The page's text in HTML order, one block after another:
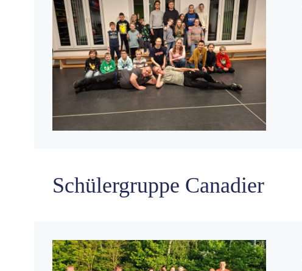
Schülergruppe Canadier